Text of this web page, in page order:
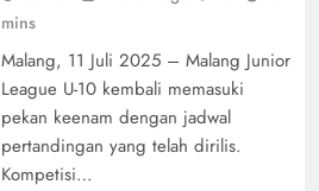
mins
Malang, 11 Juli 2025 – Malang Junior
League U-10 kembali memasuki
pekan keenam dengan jadwal
pertandingan yang telah dirilis.
Kompetisi…